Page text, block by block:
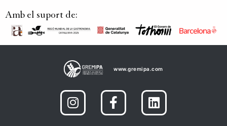
Amb el suport de:
www.gremipa.com